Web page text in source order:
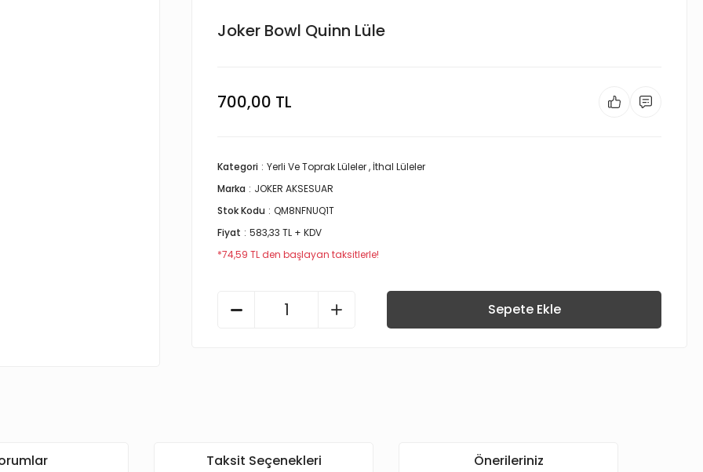
Joker Bowl Quinn Lüle
700,00 TL
Kategori Yerli Ve Toprak Lüleler, İthal Lüleler
Marka
JOKER AKSESUAR
Stok Kodu
QM8NFNUQ1T
Fiyat
583,33 TL + KDV
*74,59 TL den başlayan taksitlerle!
Sepete Ekle
Taksit Seçenekleri Önerileriniz